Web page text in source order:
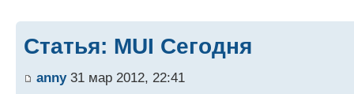
Статья: MUI Сегодня
anny31 мар 2012, 22:41